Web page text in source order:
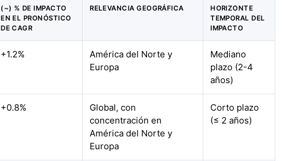
(~) % DE IMPACTO
EN EL PRONÓSTICO
DE CAGR
RELEVANCIA GEOGRÁFICA
HORIZONTE
TEMPORAL DEL
IMPACTO
+1.2%
América del Norte y
Europa
Mediano
plazo (2-4
años)
+0.8%
Global, con
concentración en
América del Norte y
Europa
Corto plazo
(≤ 2 años)